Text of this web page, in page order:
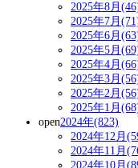
2025年8月
2025年7月
2025年6月
2025年5月
2025年4月
2025年3月
2025年2月
2025年1月
open2024年(823)
2024年12月
2024年11月
2024年10月